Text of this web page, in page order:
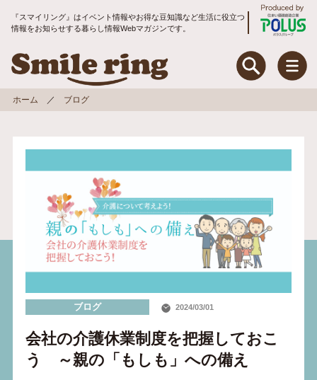
Smile ring
『スマイリング』はイベント情報やお得な豆知識など生活に役立つ
情報をお知らせする暮らし情報Webマガジンです。
Smile ring
住まいのお手入れ&リフォーム
暮らしのお役立ちコラム
地域コミュニティ
トピックス
入居者アンケート
運営会社
ホーム ブログ
ブログ 2024/03/01
会社の介護休業制度を把握しておこ
う ～親の「もしも」への備え